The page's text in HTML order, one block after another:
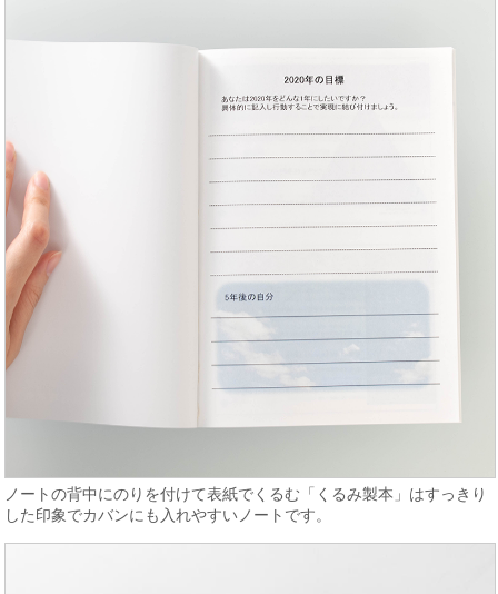
ノートの背中にのりを付けて表紙でくるむ「くるみ製本」はすっきり
した印象でカバンにも入れやすいノートです。